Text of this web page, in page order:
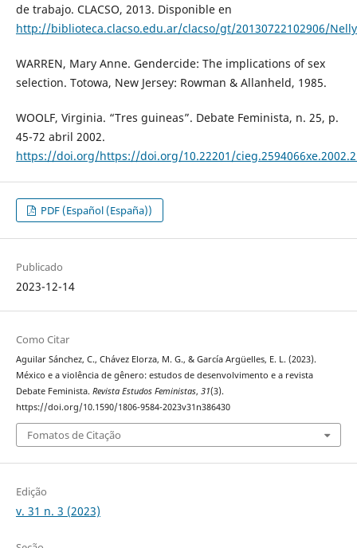
de trabajo. CLACSO, 2013. Disponible en
http://biblioteca.clacso.edu.ar/clacso/gt/20130722102906/
WARREN, Mary Anne. Gendercide: The implications of sex
selection. Totowa, New Jersey: Rowman & Allanheld, 1985.
WOOLF, Virginia. “Tres guineas”. Debate Feminista, n. 25, p.
45-72 abril 2002.
https://doi.org/https://doi.org/10.22201/
PDF (Español (España))
Publicado
2023-12-14
Como Citar
Aguilar Sánchez, C., Chávez Elorza, M. G., & García Argüelles, E. L. (2023).
México e a violência de gênero: estudos de desenvolvimento e a revista
Debate Feminista. Revista Estudos Feministas, 31(3).
https://doi.org/10.1590/1806-9584-2023v31n386430
Fomatos de Citação
Edição
v. 31 n. 3 (2023)